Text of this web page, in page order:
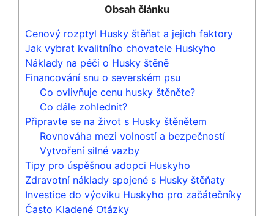
Obsah článku
Cenový rozptyl Husky štěňat a jejich faktory
Jak vybrat kvalitního chovatele Huskyho
Náklady na péči o Husky štěně
Financování snu o severském psu
Co ovlivňuje cenu husky štěněte?
Co dále zohlednit?
Připravte se na život s Husky štěnětem
Rovnováha mezi volností a bezpečností
Vytvoření silné vazby
Tipy pro úspěšnou adopci Huskyho
Zdravotní náklady spojené s Husky štěňaty
Investice do výcviku Huskyho pro začátečníky
Často Kladené Otázky